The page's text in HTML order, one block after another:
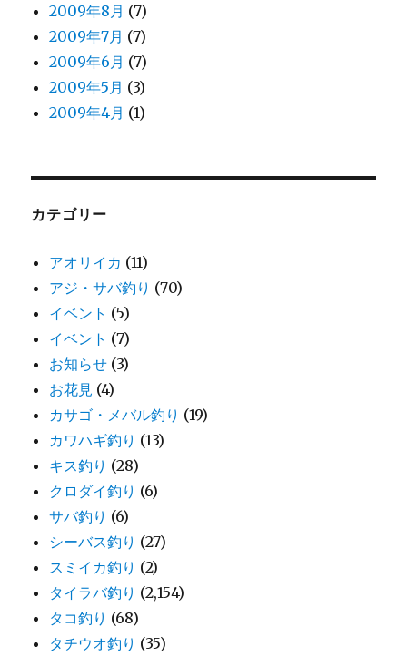
2009年8月 (7)
2009年7月 (7)
2009年6月 (7)
2009年5月 (3)
2009年4月 (1)
カテゴリー
アオリイカ (11)
アジ・サバ釣り (70)
イベント (5)
イベント (7)
お知らせ (3)
お花見 (4)
カサゴ・メバル釣り (19)
カワハギ釣り (13)
キス釣り (28)
クロダイ釣り (6)
サバ釣り (6)
シーバス釣り (27)
スミイカ釣り (2)
タイラバ釣り (2,154)
タコ釣り (68)
タチウオ釣り (35)